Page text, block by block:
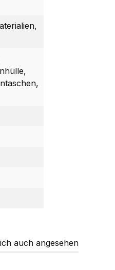
auch angesehen